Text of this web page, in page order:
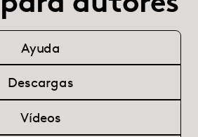
Ayuda
Descargas
Vídeos